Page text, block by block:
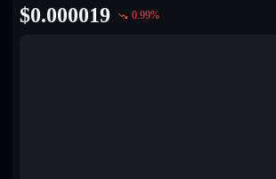
$0.000019 0.99%